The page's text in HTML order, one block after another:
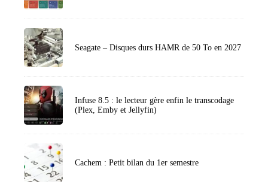
Seagate – Disques durs HAMR de 50 To en 2027
Infuse 8.5 : le lecteur gère enfin le transcodage
(Plex, Emby et Jellyfin)
Cachem : Petit bilan du 1er semestre